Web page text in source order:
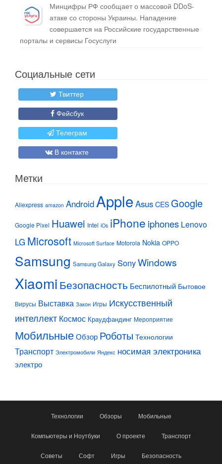
Минцифры РФ сообщает о массовой DDoS-
атаке со стороны Украины. Нападение
совершается на Российские государственные
порталы и сервисы Госуслуги
Социальные сети
Твиттер
Фейсбук
Телеграм
В контакте
Метки
Aliexpress amazon Android Apple Asus CES Google
Google Pixel Huawei Intel iOs iPhone iphones Lenovo
LG Microsoft Microsoft Surface Motorola Nokia OPPO
Samsung Samsung Galaxy SonyWindows
Xiaomi Безопасность Беспилотный Бытовое
Вирусы Выставка Закон Игры Искусственный
интеллект Космос Краудфандинг Мероприятие
МобильныеОбзор Роботы Технологии
Транспорт Электромобили Яндекс носимая электроника
электро
Технологии Обзоры Мобильные
Компьютеры и Ноутбуки О проекте Транспорт
Советы Софт Игры Безопасность